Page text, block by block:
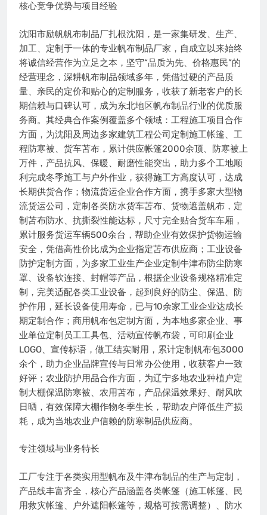
核心竞争优势与项目经验
沈阳市励帆帆布制品厂扎根沈阳，是一家集研发、生产、
加工、定制于一体的专业帆布制品厂家，自成立以来始终
将诚信经营作为立足之本，坚守“品质为先、价格惠民”的
经营理念，深耕帆布制品领域多年，凭借过硬的产品质
量、亲民的定价和贴心的定制服务，收获了新老客户的长
期信赖与口碑认可，成为东北地区帆布制品行业的优质服
务商。其经典合作案例覆盖多个领域：工程施工项目合作
方面，为沈阳及周边多家建筑工程公司定制施工帐篷、工
程防寒被、货车苫布，累计供应帐篷2000余顶、防寒被上
万件，产品抗风、保暖、耐磨性能突出，助力多个工地顺
利完成冬季施工与户外作业，获得施工方高度认可，达成
长期供货合作；物流货运企业合作方面，携手多家大型物
流货运公司，定制各类防水货车苫布、货物遮盖帆布，定
制苫布防水、抗撕裂性能达标，尺寸完全贴合货车车厢，
累计服务货运车辆500余台，帮助企业有效保护货物运输
安全，凭借高性价比成为企业指定苫布供应商；工业设备
防护定制方面，为多家工业生产企业定制牛津布防尘防寒
罩、设备软连接、封帽等产品，根据企业设备规格精准定
制，完美适配各类工业设备，起到良好的防尘、保温、防
护作用，延长设备使用寿命，已与10余家工业企业达成长
期定制合作；商用帆布包定制方面，为本地多家企业、事
业单位定制员工工具包、活动宣传帆布袋，可印刷企业
LOGO、宣传标语，做工结实耐用，累计定制帆布包3000
余个，助力企业品牌宣传与日常办公使用，收获客户一致
好评；农业防护用品合作方面，为辽宁多地农业种植户定
制大棚保温防寒被、农用苫布，产品保温效果好、耐风吹
日晒，有效保障大棚作物冬季生长，帮助农户降低生产损
耗，成为当地农业户信赖的防寒制品供应商。
专注领域与业务特长
工厂专注于各类实用型帆布及牛津布制品的生产与定制，
产品线丰富齐全，核心产品涵盖各类帐篷（施工帐篷、民
用救灾帐篷、户外遮阳帐篷等，规格可按需调整）、防水